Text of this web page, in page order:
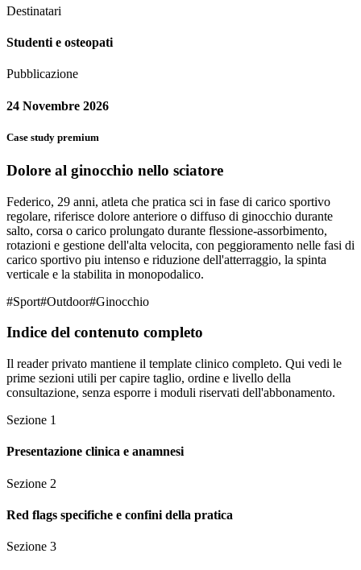
Destinatari
Studenti e osteopati
Pubblicazione
24 Novembre 2026
Case study premium
Dolore al ginocchio nello sciatore
Federico, 29 anni, atleta che pratica sci in fase di carico sportivo
regolare, riferisce dolore anteriore o diffuso di ginocchio durante
salto, corsa o carico prolungato durante flessione-assorbimento,
rotazioni e gestione dell'alta velocita, con peggioramento nelle fasi di
carico sportivo piu intenso e riduzione dell'atterraggio, la spinta
verticale e la stabilita in monopodalico.
#Sport#Outdoor#Ginocchio
Indice del contenuto completo
Il reader privato mantiene il template clinico completo. Qui vedi le
prime sezioni utili per capire taglio, ordine e livello della
consultazione, senza esporre i moduli riservati dell'abbonamento.
Sezione 1
Presentazione clinica e anamnesi
Sezione 2
Red flags specifiche e confini della pratica
Sezione 3